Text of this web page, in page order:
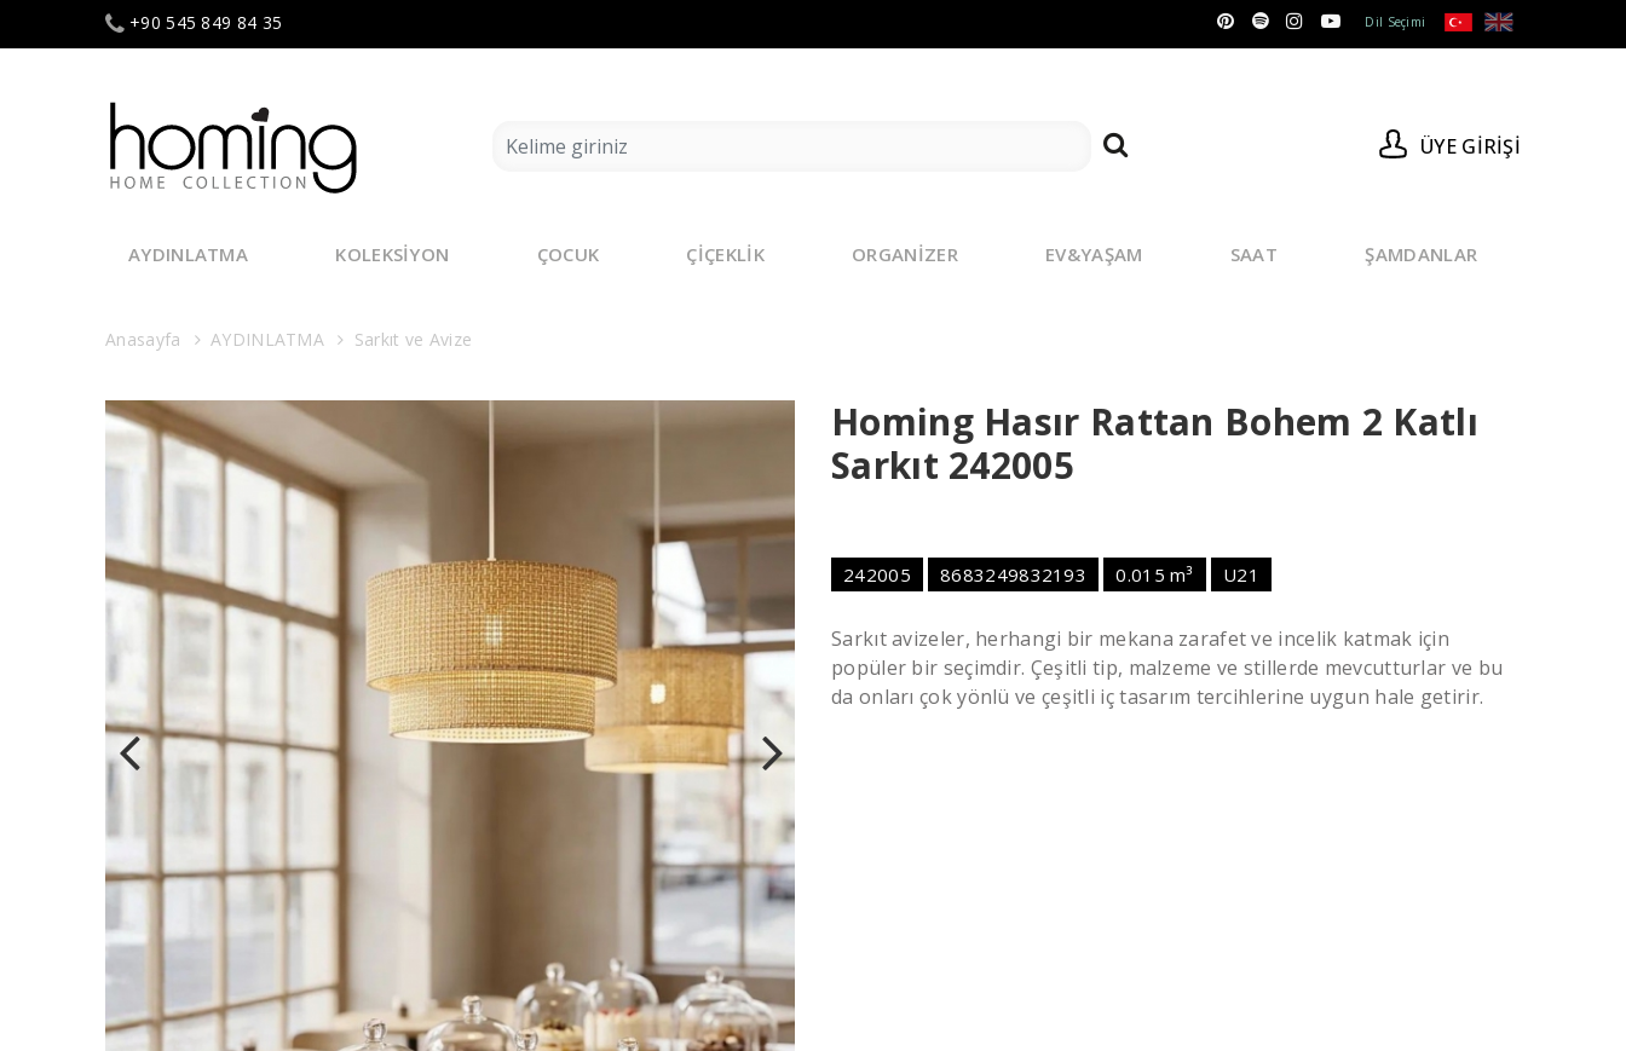
+90 545 849 84 35 Dil Seçimi
ÜYE GIRIŞI
AYDINLATMA KOLEKSİYON ÇOCUK ÇİÇEKLİK ORGANİZER EV&YAŞAM SAAT ŞAMDANLAR
Anasayfa AYDINLATMA Sarkıt ve Avize
Homing Hasır Rattan Bohem 2 Katlı
Sarkıt 242005
242005 8683249832193 0.015 m³ U21
Sarkıt avizeler, herhangi bir mekana zarafet ve incelik katmak için
popüler bir seçimdir. Çeşitli tip, malzeme ve stillerde mevcutturlar ve bu
da onları çok yönlü ve çeşitli iç tasarım tercihlerine uygun hale getirir.